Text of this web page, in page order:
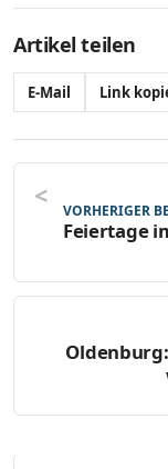
Artikel teilen
E-Mail Link
VORHERIGER
Feiertage